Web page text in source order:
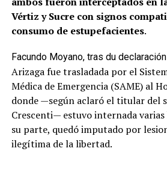
Vértiz y Sucre con signos
consumo de estupefacientes.
Facundo Moyano, tras du declaración
Arizaga fue trasladada por el
Médica de Emergencia (SAME) al
donde —según aclaró el titular del
Crescenti— estuvo internada
su parte, quedó imputado por
ilegítima de la libertad.